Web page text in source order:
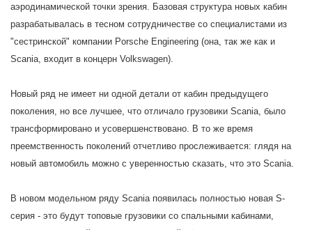
аэродинамической точки зрения. Базовая структура новых кабин
разрабатывалась в тесном сотрудничестве со специалистами из
"сестринской" компании Porsche Engineering (она, так же как и
Scania, входит в концерн Volkswagen).
Новый ряд не имеет ни одной детали от кабин предыдущего
поколения, но все лучшее, что отличало грузовики Scania, было
трансформировано и усовершенствовано. В то же время
преемственность поколений отчетливо прослеживается: глядя на
новый автомобиль можно с уверенностью сказать, что это Scania.
В новом модельном ряду Scania появилась полностью новая S-
серия - это будут топовые грузовики со спальными кабинами,